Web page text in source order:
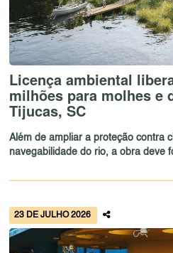
Licença ambiental
milhões para molhes e
Tijucas, SC
Além de ampliar a proteção contra
navegabilidade do rio, a obra deve
23 DE JULHO 2026